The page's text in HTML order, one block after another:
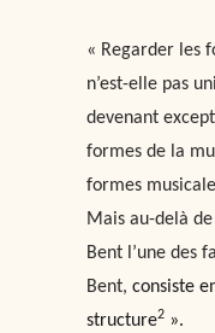
« Regarder les
n’est-elle pas
devenant
formes de la
formes
Mais au-delà
Bent l’une des
Bent, consiste
structure2 ».